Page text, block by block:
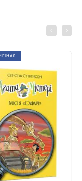
Previous
Next